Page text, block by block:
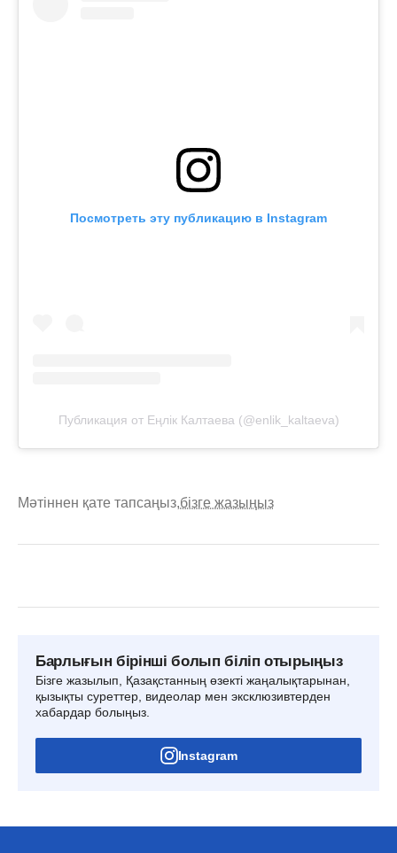
Посмотреть эту публикацию в Instagram
Публикация от Еңлік Калтаева (@enlik_kaltaeva)
Мәтіннен қате тапсаңыз,бізге жазыңыз
Барлығын бірінші болып біліп отырыңыз
Бізге жазылып, Қазақстанның өзекті жаңалықтарынан,
қызықты суреттер, видеолар мен эксклюзивтерден
хабардар болыңыз.
Instagram